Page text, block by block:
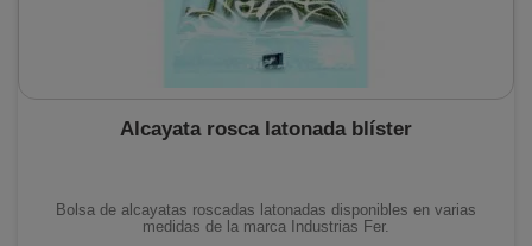
Alcayata rosca latonada blíster
Bolsa de alcayatas roscadas latonadas disponibles en varias
medidas de la marca Industrias Fer.